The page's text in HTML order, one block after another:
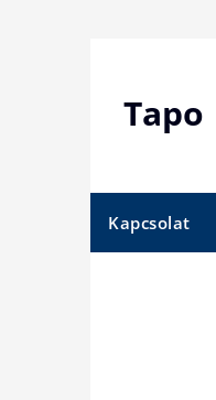
Tapo
Kapcsolat